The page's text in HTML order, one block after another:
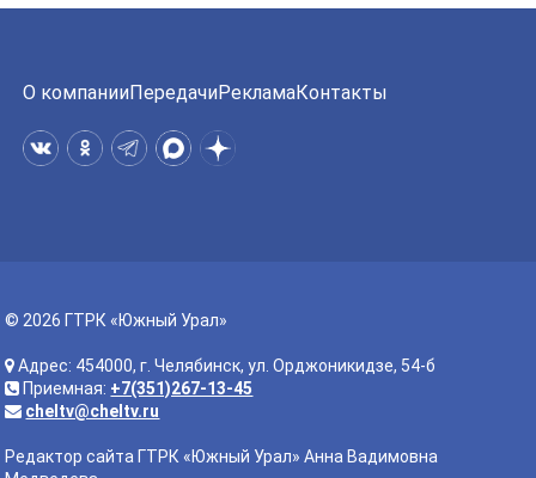
О компанииПередачиРекламаКонтакты
© 2026 ГТРК «Южный Урал»
Адрес: 454000, г. Челябинск, ул. Орджоникидзе, 54-б
Приемная: +7(351)267-13-45
cheltv@cheltv.ru
Редактор сайта ГТРК «Южный Урал» Анна Вадимовна